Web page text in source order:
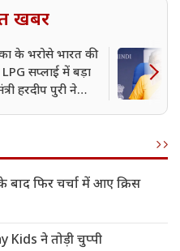
खबर
के भरोसे भारत की
सप्लाई में बड़ा
हरदीप पुरी ने
फिर चर्चा में आए क्रिस
ने तोड़ी चुप्पी